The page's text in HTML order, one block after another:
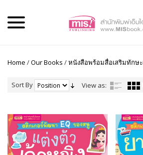
Home /Our Books /หนังสือพร้อมสื่อเสริมทักษะ
Sort By View as: